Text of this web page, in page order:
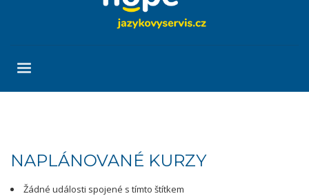
NAPLÁNOVANÉ KURZY
Žádné události spojené s tímto štítkem